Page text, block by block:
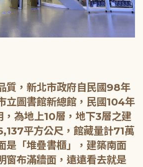
質，新北市政府自民國98年
立圖書館新總館，民國104年
為地上10層，地下3層之建
平方公尺，館藏量計71萬
是「堆疊書櫃」，建築南面
窗布滿牆面，遠遠看去就是